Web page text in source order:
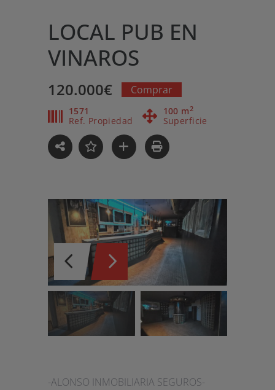
LOCAL PUB EN
VINAROS
120.000€ Comprar
1571
Ref. Propiedad
100 m2
Superficie
-ALONSO INMOBILIARIA SEGUROS-